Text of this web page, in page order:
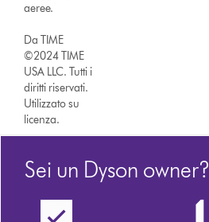
aeree.
Da TIME
©2024 TIME
USA LLC. Tutti i
diritti riservati.
Utilizzato su
licenza.
Sei un Dyson owner?